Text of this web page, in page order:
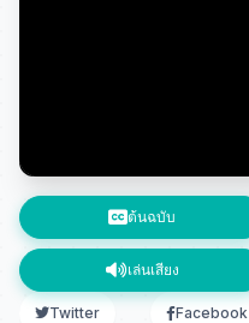
ต้นฉบับ
เล่นเสียง
Twitter Facebook